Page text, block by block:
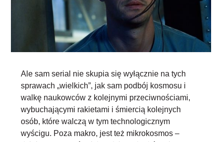
Ale samserial nie skupia się wyłącznie na tych
sprawach „wielkich”, jak sam podbój kosmosu i
walkę naukowców z kolejnymi przeciwnościami,
wybuchającymi rakietami i śmiercią kolejnych
osób, które walczą w tym technologicznym
wyścigu. Poza makro, jest też mikrokosmos –